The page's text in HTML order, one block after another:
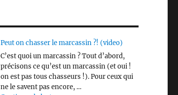
Peut on chasser le marcassin ?! (video)
C’est quoi un marcassin ? Tout d’abord,
précisons ce qu’est un marcassin (et oui !
on est pas tous chasseurs !). Pour ceux qui
ne le savent pas encore, …